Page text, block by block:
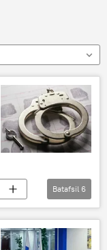
Batafsil 6